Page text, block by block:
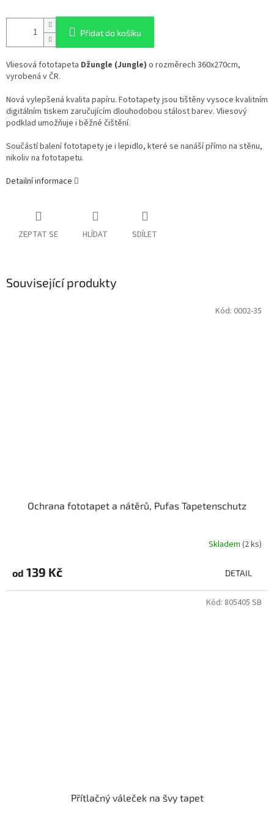
Přidat do košíku
Vliesová fototapeta Džungle (Jungle) o rozměrech 360x270cm,
vyrobená v ČR.
Nová vylepšená kvalita papíru. Fototapety jsou tištěny vysoce kvalitním
digitálním tiskem zaručujícím dlouhodobou stálost barev. Vliesový
podklad umožňuje i běžné čištění.
Součástí balení fototapety je i lepidlo, které se nanáší přímo na stěnu,
nikoliv na fototapetu.
Detailní informace
ZEPTAT SE HLÍDAT SDÍLET
Související produkty
Ochrana fototapet a nátěrů, Pufas Tapetenschutz
Skladem (2 ks)
od 139 Kč DETAIL
Kód: 0002-35
Přítlačný váleček na švy tapet
Kód: 805405 SB